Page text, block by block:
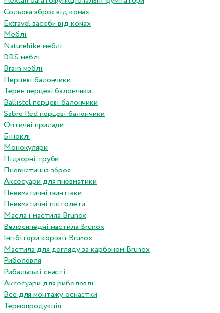
Сольова зброя від комах
Extravel засоби від комах
Меблі
Naturehike меблі
BRS меблі
Brain меблі
Перцеві балончики
Терен перцеві балончики
Ballistol перцеві балончики
Sabre Red перцеві балончики
Оптичні прилади
Біноклі
Монокуляри
Підзорні труби
Пневматична зброя
Аксесуари для пневматики
Пневматичні гвинтівки
Пневматичні пістолети
Масла і мастила Brunox
Велосипедні мастила Brunox
Інгібітори корозії Brunox
Мастила для догляду за карбоном Brunox
Риболовля
Рибальські снасті
Аксесуари для риболовлі
Все для монтажу оснастки
Термопродукція